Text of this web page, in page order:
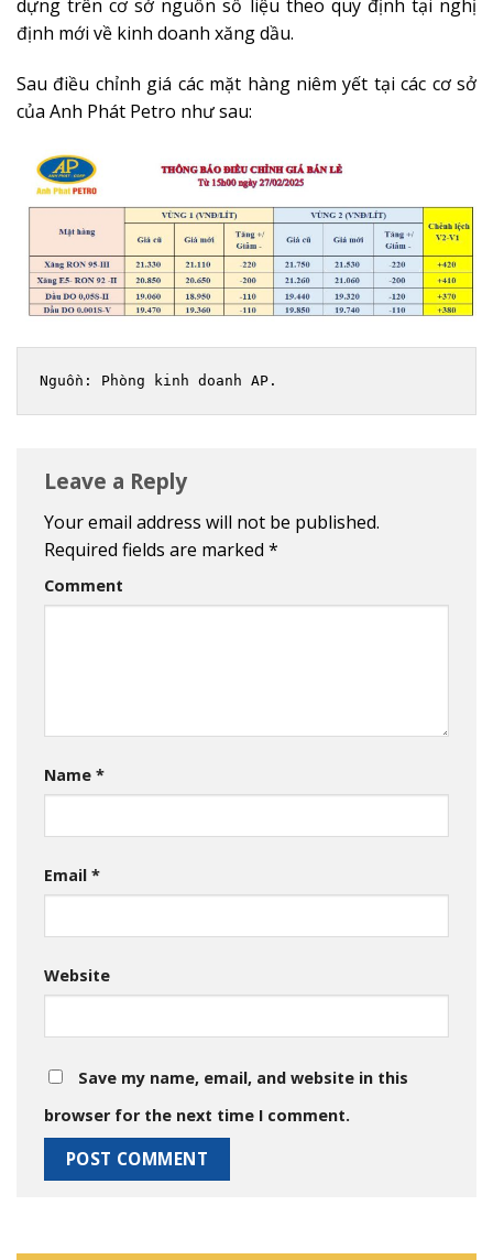
dựng trên cơ sở nguồn số liệu theo quy định tại nghị
định mới về kinh doanh xăng dầu.
Sau điều chỉnh giá các mặt hàng niêm yết tại các cơ sở
của Anh Phát Petro như sau:
Nguồn: Phòng kinh doanh AP.
Leave a Reply
Your email address will not be published.
Required fields are marked *
Comment
Name *
Email *
Website
Save my name, email, and website in this
browser for the next time I comment.